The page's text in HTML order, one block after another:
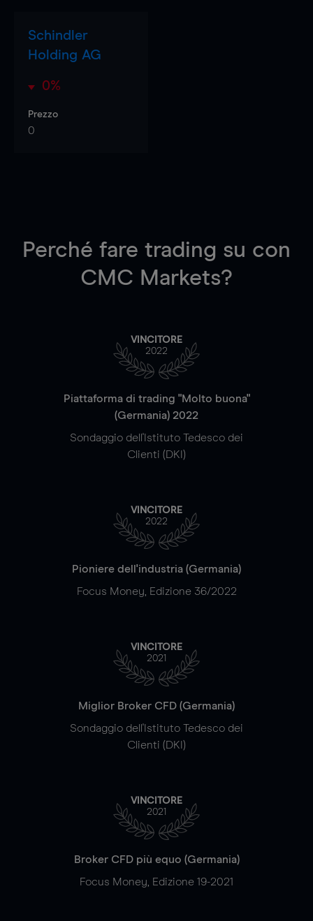
Schindler
Holding AG
0%
Prezzo
0
Perché fare trading su con
CMC Markets?
VINCITORE
2022
Piattaforma di trading "Molto buona"
(Germania) 2022
Sondaggio dell'Istituto Tedesco dei
Clienti (DKI)
VINCITORE
2022
Pioniere dell'industria (Germania)
Focus Money, Edizione 36/2022
VINCITORE
2021
Miglior Broker CFD (Germania)
Sondaggio dell'Istituto Tedesco dei
Clienti (DKI)
VINCITORE
2021
Broker CFD più equo (Germania)
Focus Money, Edizione 19-2021